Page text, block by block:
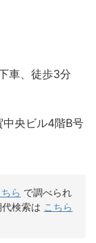
車、徒歩3分
央ビル4階B号
ら で調べられ
検索は こちら